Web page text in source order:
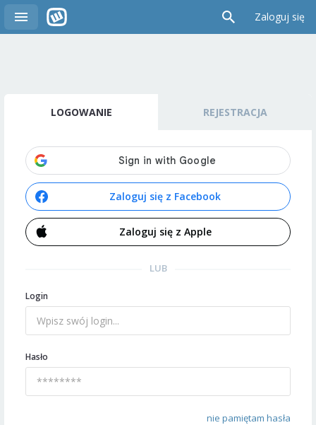
Zaloguj się
LOGOWANIE REJESTRACJA
Zaloguj się z Facebook
Zaloguj się z Apple
LUB
Login
Hasło
nie pamiętam hasła